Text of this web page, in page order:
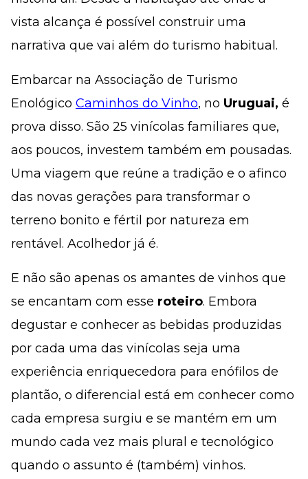
vista alcança é possível construir uma
narrativa que vai além do turismo habitual.
Embarcar na Associação de Turismo
Enológico Caminhos do Vinho, no Uruguai, é
prova disso. São 25 vinícolas familiares que,
aos poucos, investem também em pousadas.
Uma viagem que reúne a tradição e o afinco
das novas gerações para transformar o
terreno bonito e fértil por natureza em
rentável. Acolhedor já é.
E não são apenas os amantes de vinhos que
se encantam com esse roteiro. Embora
degustar e conhecer as bebidas produzidas
por cada uma das vinícolas seja uma
experiência enriquecedora para enófilos de
plantão, o diferencial está em conhecer como
cada empresa surgiu e se mantém em um
mundo cada vez mais plural e tecnológico
quando o assunto é (também) vinhos.